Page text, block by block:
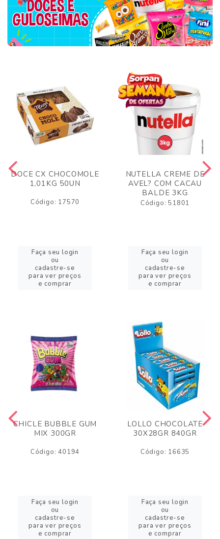
DOCE CX CHOCOMOLE
1,01KG 50UN
Código: 17570
Faça seu login
ou
cadastre-se
para ver preços
e comprar
NUTELLA CREME DE
AVEL? COM CACAU
BALDE 3KG
Código: 51801
Faça seu login
ou
cadastre-se
para ver preços
e comprar
CHICLE BUBBLE GUM
MIX 300GR
Código: 40194
Faça seu login
ou
cadastre-se
para ver preços
e comprar
LOLLO CHOCOLATE
30X28GR 840GR
Código: 16635
Faça seu login
ou
cadastre-se
para ver preços
e comprar